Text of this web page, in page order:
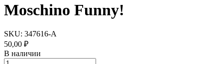
Moschino Funny!
SKU: 347616-A
50,00 ₽
В наличии
Moschino